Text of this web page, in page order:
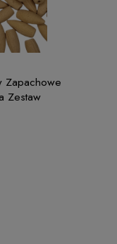
Zapachowe
Zestaw